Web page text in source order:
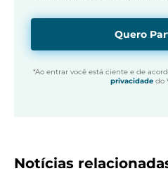
Quero
*Ao entrar você está ciente e de
privacidade do
Notícias